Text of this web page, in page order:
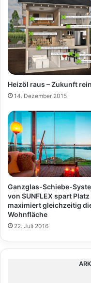
Heizöl raus – Zukunft rein
14. Dezember 2015
Ganzglas-Schiebe-
von SUNFLEX spart
maximiert gleichzeitig
Wohnfläche
22. Juli 2016